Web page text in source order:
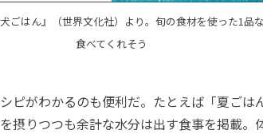
ごはん』（世界文化社）より。旬の食材を使った1品
食べてくれそう
ピがわかるのも便利だ。たとえば「夏ごは
摂りつつも余計な水分は出す食事を掲載。